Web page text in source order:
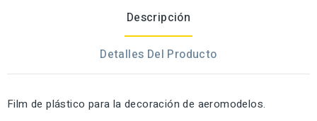
Descripción
Detalles Del Producto
Film de plástico para la decoración de aeromodelos.